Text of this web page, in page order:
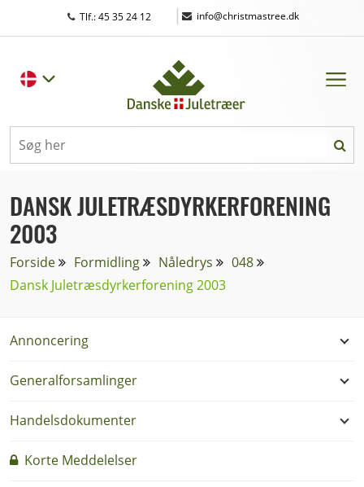
Tlf.: 45 35 24 12 | info@christmastree.dk
DANSK JULETRÆSDYRKERFORENING
2003
Forside Formidling Nåledrys
048
Dansk Juletræsdyrkerforening 2003
Annoncering
Generalforsamlinger
Handelsdokumenter
Korte Meddelelser